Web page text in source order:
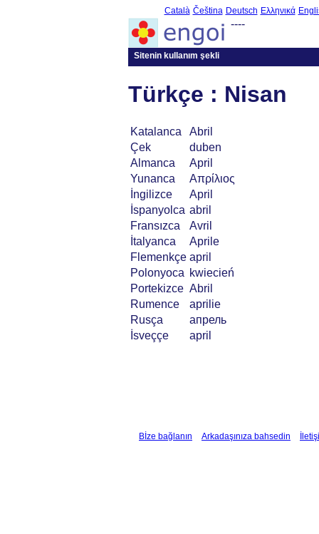
Català Čeština Deutsch Ελληνικά
----
Sitenin kullanım şekli
Türkçe : Nisan
Katalanca
Abril
Çek
duben
Almanca
April
Yunanca
Απρίλιος
İngilizce
April
İspanyolca abril
Fransızca
Avril
İtalyanca
Aprile
Flemenkçe april
Polonyoca kwiecień
Portekizce Abril
Rumence
aprilie
Rusça
апрель
İsveççe
april
Bİze bağlanın Arkadaşınıza bahsedin